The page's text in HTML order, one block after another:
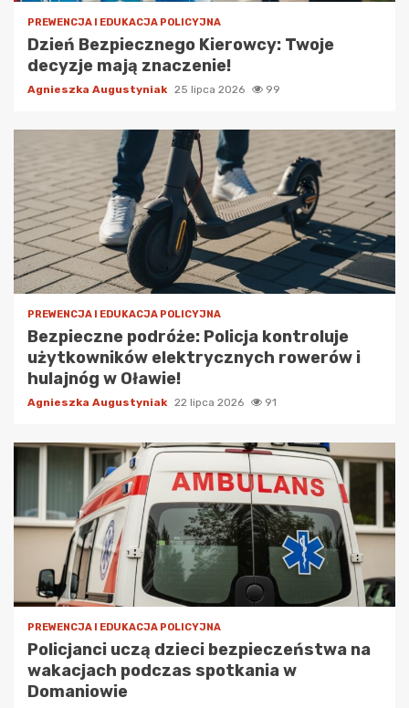
PREWENCJA I EDUKACJA POLICYJNA
Dzień Bezpiecznego Kierowcy: Twoje
decyzje mają znaczenie!
Agnieszka Augustyniak 25 lipca 2026 99
PREWENCJA I EDUKACJA POLICYJNA
Bezpieczne podróże: Policja kontroluje
użytkowników elektrycznych rowerów i
hulajnóg w Oławie!
Agnieszka Augustyniak 22 lipca 2026 91
PREWENCJA I EDUKACJA POLICYJNA
Policjanci uczą dzieci bezpieczeństwa na
wakacjach podczas spotkania w
Domaniowie